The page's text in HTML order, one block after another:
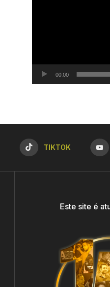
00:00
TIKTOK
Este site é